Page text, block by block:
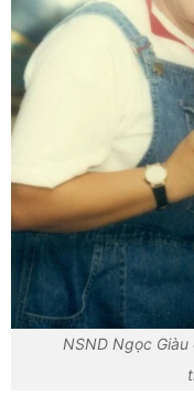
NSND Ngọc